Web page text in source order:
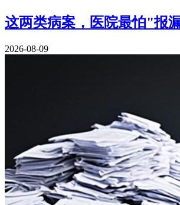
这两类病案，医院最怕"报
2026-08-09